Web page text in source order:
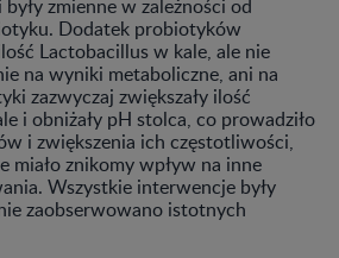
zmienne w zależności od
Dodatek probiotyków
Lactobacillus w kale, ale nie
na wyniki metaboliczne, ani na
zazwyczaj zwiększały ilość
i obniżały pH stolca, co prowadziło
i zwiększenia ich częstotliwości,
miało znikomy wpływ na inne
Wszystkie interwencje były
zaobserwowano istotnych